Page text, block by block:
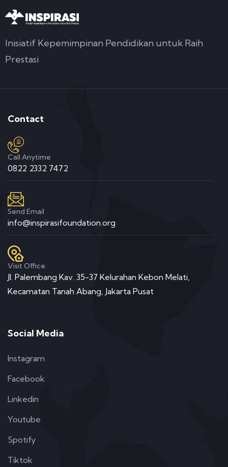
Inisiatif Kepemimpinan Pendidikan untuk Raih
Prestasi
Contact
Call Anytime
0822 2332 7472
Send Email
info@inspirasifoundation.org
Visit Office
Jl. Palembang Kav. 35-37 Kelurahan Kebon Melati,
Kecamatan Tanah Abang, Jakarta Pusat
Social Media
Instagram
Facebook
Linkedin
Youtube
Spotify
Tiktok